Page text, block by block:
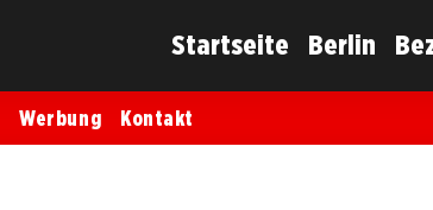
Startseite Berlin
Werbung Kontakt